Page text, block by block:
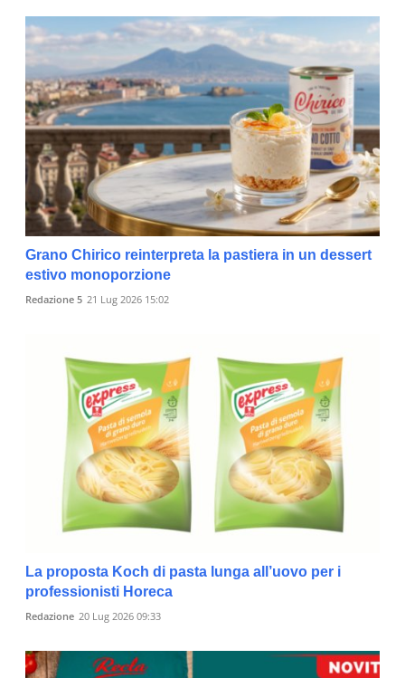
Grano Chirico reinterpreta la pastiera in un dessert
estivo monoporzione
Redazione 5 21 Lug 2026 15:02
La proposta Koch di pasta lunga all’uovo per i
professionisti Horeca
Redazione 20 Lug 2026 09:33